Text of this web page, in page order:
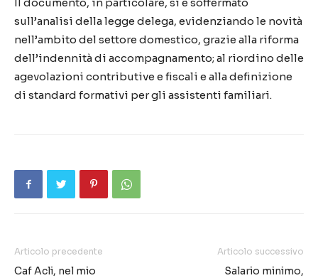
sull’analisi della legge delega, evidenziando le novità
nell’ambito del settore domestico, grazie alla riforma
dell’indennità di accompagnamento; al riordino delle
agevolazioni contributive e fiscali e alla definizione
di standard formativi per gli assistenti familiari.
Articolo precedente
Caf Acli, nel mio
Articolo successivo
Salario minimo,